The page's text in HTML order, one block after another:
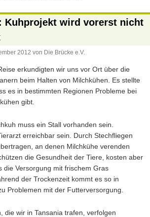
Kuhprojekt wird vorerst nicht
2012 von Die Brücke e.V.
erkundigten wir uns vor Ort über die
beim Halten von Milchkühen. Es stellte
es in bestimmten Regionen Probleme bei
gibt.
muss ein Stall vorhanden sein.
erreichbar sein. Durch Stechfliegen
an denen Milchkühe verenden
die Gesundheit der Tiere, kosten aber
die Versorgung mit frischem Gras
der Trockenzeit kommt es so in
Problemen mit der Futterversorgung.
die wir in Tansania trafen, verfolgen